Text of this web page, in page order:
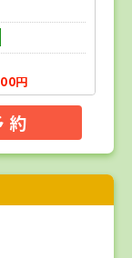
円
約